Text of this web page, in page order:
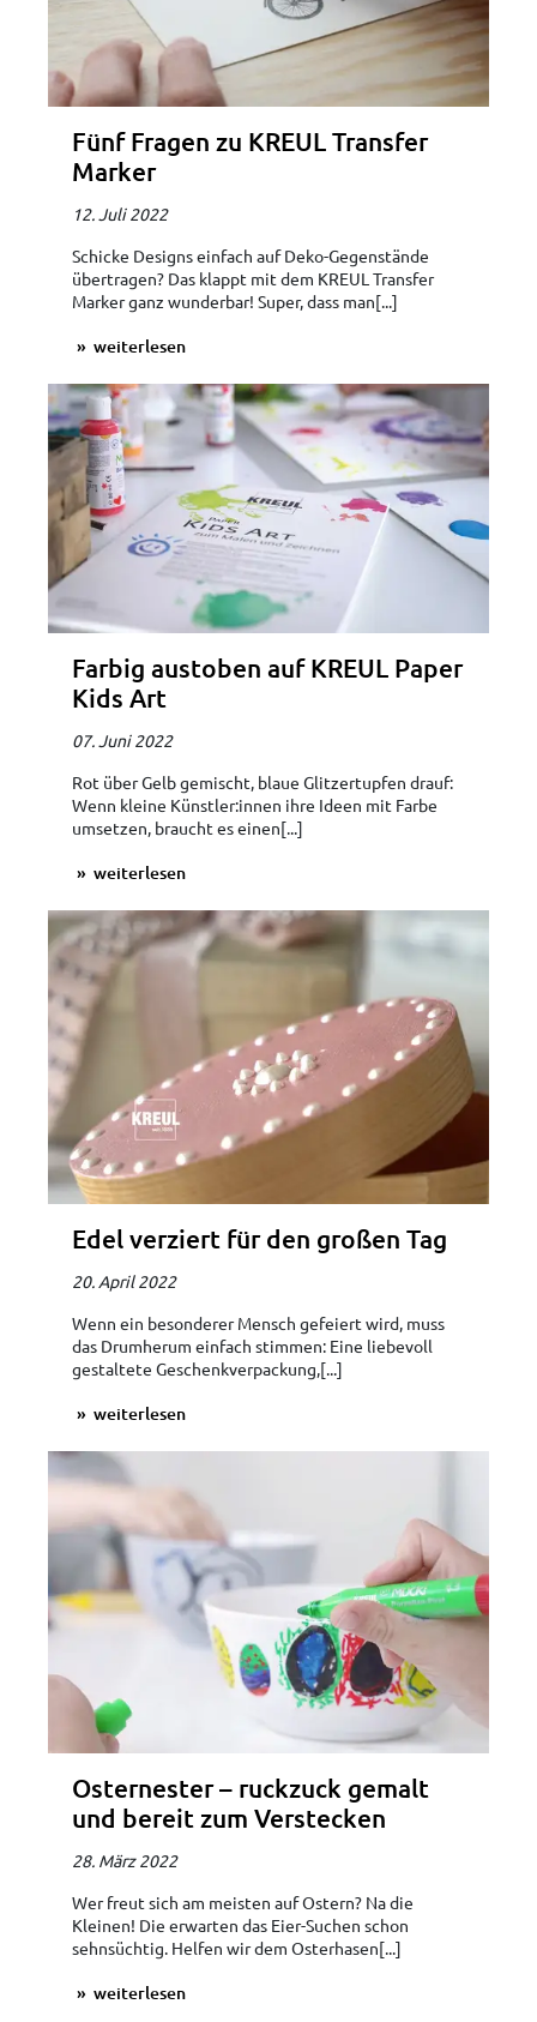
Fünf Fragen zu KREUL Transfer
Marker
12. Juli 2022
Schicke Designs einfach auf Deko-Gegenstände
übertragen? Das klappt mit dem KREUL Transfer
Marker ganz wunderbar! Super, dass man[...]
weiterlesen
Farbig austoben auf KREUL Paper
Kids Art
07. Juni 2022
Rot über Gelb gemischt, blaue Glitzertupfen drauf:
Wenn kleine Künstler:innen ihre Ideen mit Farbe
umsetzen, braucht es einen[...]
weiterlesen
Edel verziert für den großen Tag
20. April 2022
Wenn ein besonderer Mensch gefeiert wird, muss
das Drumherum einfach stimmen: Eine liebevoll
gestaltete Geschenkverpackung,[...]
weiterlesen
Osternester – ruckzuck gemalt
und bereit zum Verstecken
28. März 2022
Wer freut sich am meisten auf Ostern? Na die
Kleinen! Die erwarten das Eier-Suchen schon
sehnsüchtig. Helfen wir dem Osterhasen[...]
weiterlesen